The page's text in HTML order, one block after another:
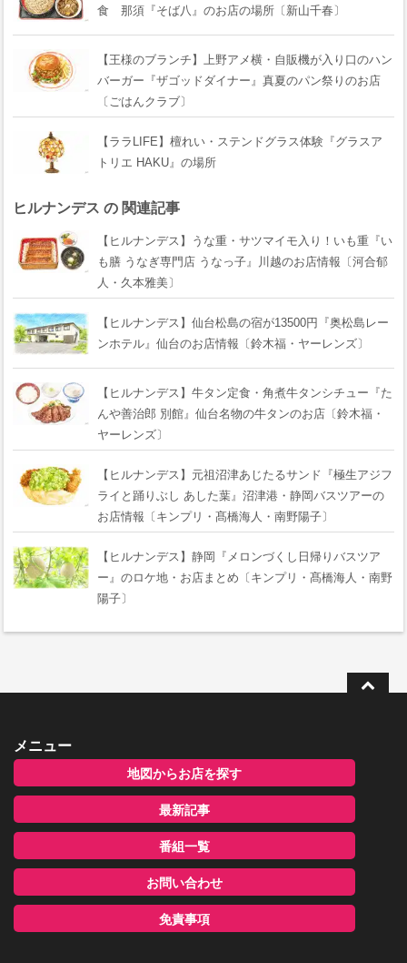
食 那須『そば八』のお店の場所〔新山千春〕
【王様のブランチ】上野アメ横・自販機が入り口のハン
バーガー『ザゴッドダイナー』真夏のパン祭りのお店
〔ごはんクラブ〕
【ララLIFE】檀れい・ステンドグラス体験『グラスア
トリエ HAKU』の場所
ヒルナンデス の 関連記事
【ヒルナンデス】うな重・サツマイモ入り！いも重『い
も膳 うなぎ専門店 うなっ子』川越のお店情報〔河合郁
人・久本雅美〕
【ヒルナンデス】仙台松島の宿が13500円『奥松島レー
ンホテル』仙台のお店情報〔鈴木福・ヤーレンズ〕
【ヒルナンデス】牛タン定食・角煮牛タンシチュー『た
んや善治郎 別館』仙台名物の牛タンのお店〔鈴木福・
ヤーレンズ〕
【ヒルナンデス】元祖沼津あじたるサンド『極生アジフ
ライと踊りぶし あした葉』沼津港・静岡バスツアーの
お店情報〔キンプリ・髙橋海人・南野陽子〕
【ヒルナンデス】静岡『メロンづくし日帰りバスツア
ー』のロケ地・お店まとめ〔キンプリ・髙橋海人・南野
陽子〕
メニュー
地図からお店を探す
最新記事
番組一覧
お問い合わせ
免責事項